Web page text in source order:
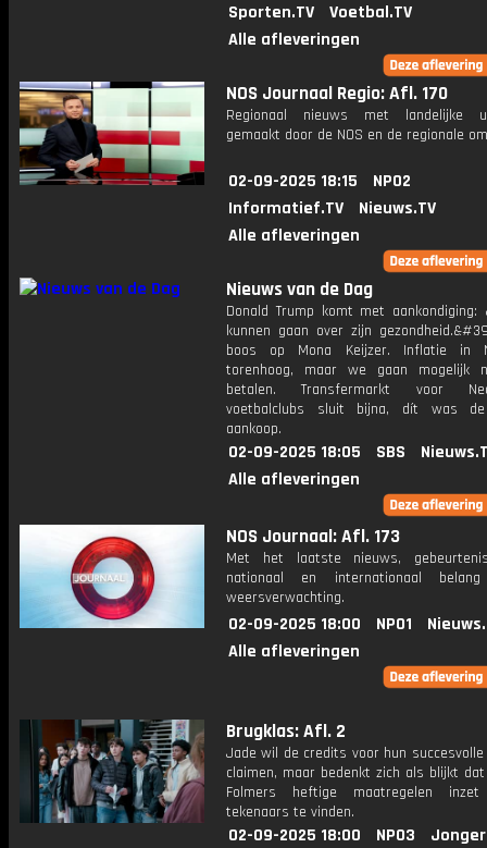
Sporten.TV
Voetbal.TV
Alle afleveringen
NOS Journaal Regio: Afl. 170
Regionaal nieuws met landelijke
gemaakt door de NOS en de regionale
02-09-2025 18:15
NPO2
Informatief.TV
Nieuws.TV
Alle afleveringen
Nieuws van de Dag
Donald Trump komt met aankondiging:
kunnen gaan over zijn
boos op Mona Keijzer. Inflatie in
torenhoog, maar we gaan mogelijk
betalen. Transfermarkt voor
voetbalclubs sluit bijna, dít was
aankoop.
02-09-2025 18:05 SBS
Alle afleveringen
NOS Journaal: Afl. 173
Met het laatste nieuws,
nationaal en internationaal
weersverwachting.
02-09-2025 18:00 NPO1
Alle afleveringen
Brugklas: Afl. 2
Jade wil de credits voor hun
claimen, maar bedenkt zich als blijkt
Folmers heftige maatregelen
tekenaars te vinden.
02-09-2025 18:00 NPO3